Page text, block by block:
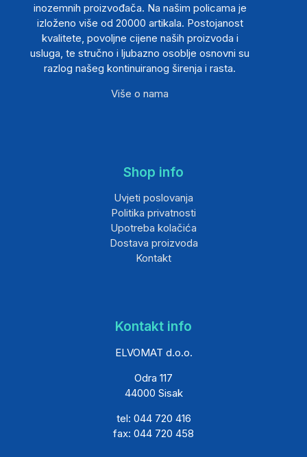
inozemnih proizvođača. Na našim policama je
izloženo više od 20000 artikala. Postojanost
kvalitete, povoljne cijene naših proizvoda i
usluga, te stručno i ljubazno osoblje osnovni su
razlog našeg kontinuiranog širenja i rasta.
Više o nama
Shop info
Uvjeti poslovanja
Politika privatnosti
Upotreba kolačića
Dostava proizvoda
Kontakt
Kontakt info
ELVOMAT d.o.o.
Odra 117
44000 Sisak
tel: 044 720 416
fax: 044 720 458